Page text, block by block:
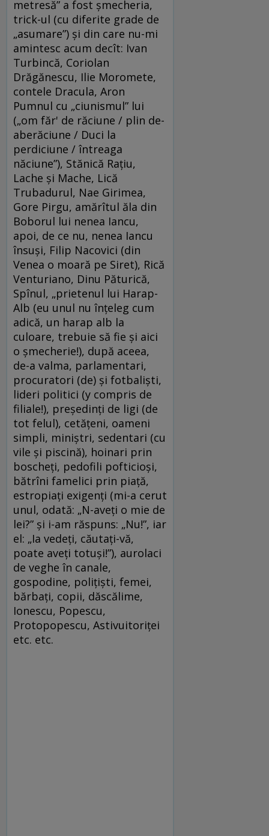
metresă” a fost şmecheria,
trick-ul (cu diferite grade de
„asumare”) şi din care nu-mi
amintesc acum decît: Ivan
Turbincă, Coriolan
Drăgănescu, Ilie Moromete,
contele Dracula, Aron
Pumnul cu „ciunismul” lui
(„om făr' de răciune / plin de-
aberăciune / Duci la
perdiciune / întreaga
năciune”), Stănică Raţiu,
Lache şi Mache, Lică
Trubadurul, Nae Girimea,
Gore Pirgu, amărîtul ăla din
Boborul lui nenea Iancu,
apoi, de ce nu, nenea Iancu
însuşi, Filip Nacovici (din
Venea o moară pe Siret), Rică
Venturiano, Dinu Păturică,
Spînul, „prietenul lui Harap-
Alb (eu unul nu înţeleg cum
adică, un harap alb la
culoare, trebuie să fie şi aici
o şmecherie!), după aceea,
de-a valma, parlamentari,
procuratori (de) şi fotbalişti,
lideri politici (y compris de
filiale!), preşedinţi de ligi (de
tot felul), cetăţeni, oameni
simpli, miniştri, sedentari (cu
vile şi piscină), hoinari prin
boscheţi, pedofili pofticioşi,
bătrîni famelici prin piaţă,
estropiaţi exigenţi (mi-a cerut
unul, odată: „N-aveţi o mie de
lei?” şi i-am răspuns: „Nu!”, iar
el: „Ia vedeţi, căutaţi-vă,
poate aveţi totuşi!”), aurolaci
de veghe în canale,
gospodine, poliţişti, femei,
bărbaţi, copii, dăscălime,
Ionescu, Popescu,
Protopopescu, Astivuitoriţei
etc. etc.